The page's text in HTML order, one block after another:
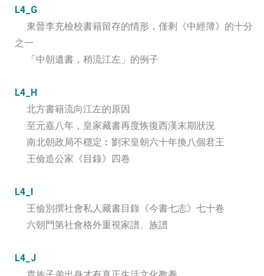
L4_G
東晉李充檢校書籍留存的情形，僅剩《中經簿》的十分
之一
「中朝遺書，稍流江左」的例子
L4_H
北方書籍流向江左的原因
至元嘉八年，皇家藏書再度恢復西漢末期狀況
南北朝政局不穩定︰劉宋皇朝六十年換八個君王
王儉造公家《目錄》四卷
L4_I
王儉別撰社會私人藏書目錄《今書七志》七十卷
六朝門第社會格外重視家譜、族譜
L4_J